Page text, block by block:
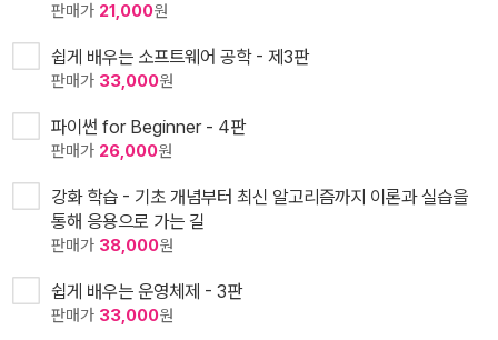
판매가 21,000원
쉽게 배우는 소프트웨어 공학 - 제3판
판매가 33,000원
파이썬 for Beginner - 4판
판매가 26,000원
강화 학습 - 기초 개념부터 최신 알고리즘까지 이론과 실습을
통해 응용으로 가는 길
판매가 38,000원
쉽게 배우는 운영체제 - 3판
판매가 33,000원